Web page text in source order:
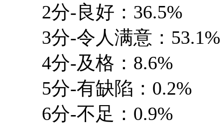
2分-良好：36.5%
3分-令人满意：53.1%
4分-及格：8.6%
5分-有缺陷：0.2%
6分-不足：0.9%